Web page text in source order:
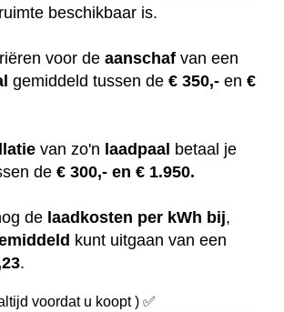
beschikbaar is.
voor de aanschaf van een
gemiddeld tussen de € 350,- en €
van zo'n laadpaal betaal je
de € 300,- en € 1.950.
de laadkosten per kWh bij,
kunt uitgaan van een
.
voordat u koopt ) ✅